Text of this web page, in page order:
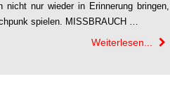
nur wieder in Erinnerung bringen,
spielen. MISSBRAUCH …
Weiterlesen...